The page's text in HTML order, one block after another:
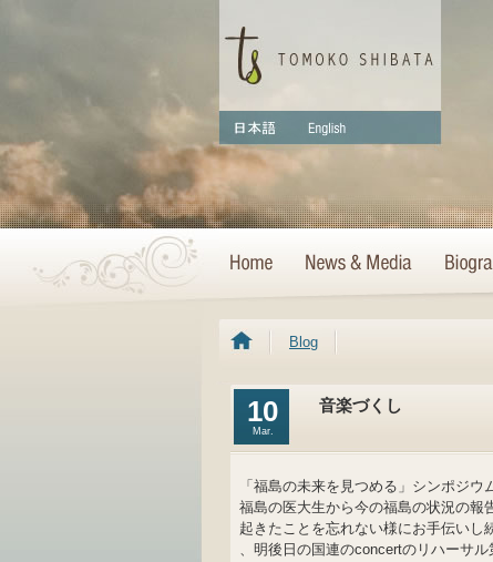
Blog
10
Mar.
音楽づくし
「福島の未来を見つめる」シンポジ
福島の医大生から今の福島の状況の報
起きたことを忘れない様にお手伝いし
、明後日の国連のconcertのリハーサル